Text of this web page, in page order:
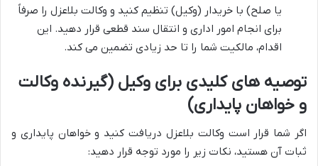
یا صلح) با خریدار (وکیل) تنظیم کنید و وکالت بلاعزل را صرفاً
برای انجام امور اداری و انتقال سند قطعی قرار دهید. این
اقدام، مالکیت شما را تا حد زیادی تضمین می کند.
توصیه های کلیدی برای وکیل (گیرنده وکالت
و خواهان پایداری)
اگر شما قرار است وکالت بلاعزل دریافت کنید و خواهان پایداری و
ثبات آن هستید، نکات زیر را مورد توجه قرار دهید: